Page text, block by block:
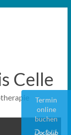
Celle
Termin
online
buchen